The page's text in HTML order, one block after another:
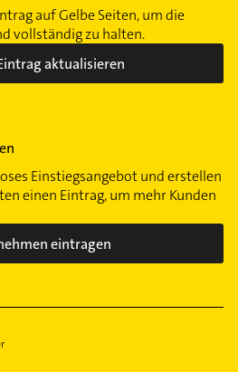
auf Gelbe Seiten, um die
vollständig zu halten.
aktualisieren
Einstiegsangebot und erstellen
einen Eintrag, um mehr Kunden
eintragen